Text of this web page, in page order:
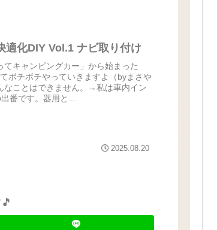
適化DIY Vol.1 ナビ取り付け
てキャンピングカー」から始まった
ボチボチやっていきますよ（byまさや
ことはできません。→私は車内イン
番です。器用と...
2025.08.20